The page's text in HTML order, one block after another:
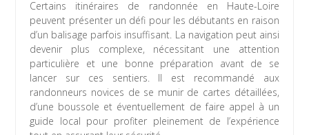
Certains itinéraires de randonnée en Haute-Loire
peuvent présenter un défi pour les débutants en raison
d’un balisage parfois insuffisant. La navigation peut ainsi
devenir plus complexe, nécessitant une attention
particulière et une bonne préparation avant de se
lancer sur ces sentiers. Il est recommandé aux
randonneurs novices de se munir de cartes détaillées,
d’une boussole et éventuellement de faire appel à un
guide local pour profiter pleinement de l’expérience